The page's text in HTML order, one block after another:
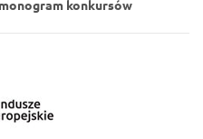
konkursów